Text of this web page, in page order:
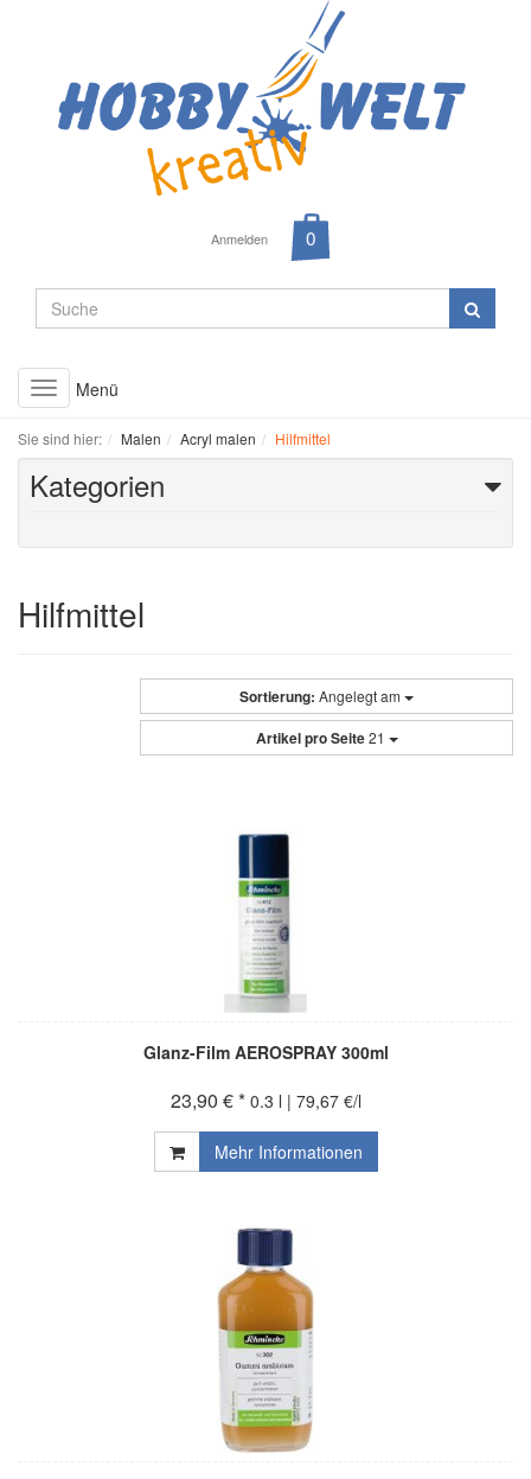
Anmelden
Toggle
navigation
Menü
Sie sind hier: Malen Acryl malen Hilfmittel
Kategorien
Hilfmittel
Sortierung: Angelegt am
Artikel pro Seite 21
Glanz-Film AEROSPRAY 300ml
23,90 € * 0.3 l | 79,67 €/l
Mehr Informationen